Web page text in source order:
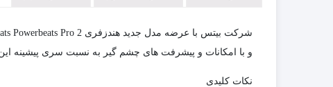
شرکت بیتس با عرضه‌ مدل جدید هندزفری Beats Powerbeats Pro 2 بار دیگر نشان داد که تمرکز بر روی تکنولوژی و راحتی شما را به‌ خوبی در نظر دارد.
و با امکانات و پیشرفت های چشم گیر به نسبت سری پیشینه
نکات کلیدی